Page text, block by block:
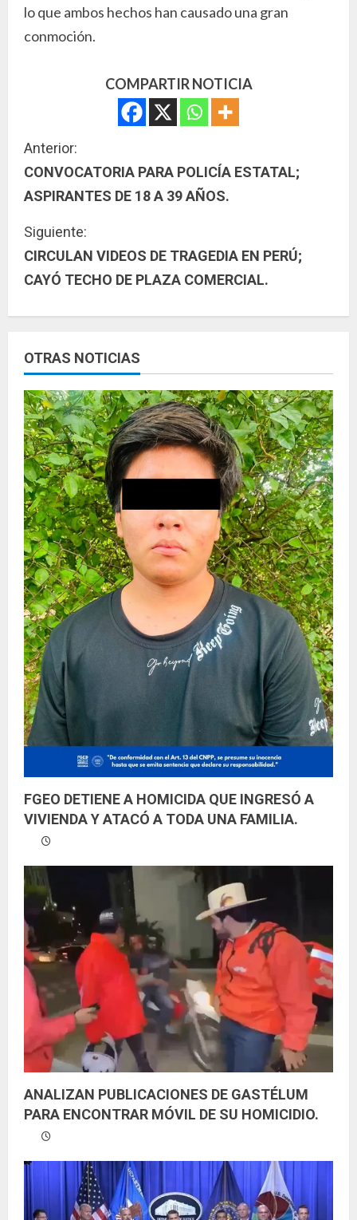
lo que ambos hechos han causado una gran
conmoción.
COMPARTIR NOTICIA
S
i
u
e
l
e
y
e
n
d
o
Anterior:
CONVOCATORIA PARA POLICÍA ESTATAL;
ASPIRANTES DE 18 A 39 AÑOS.
Siguiente:
CIRCULAN VIDEOS DE TRAGEDIA EN PERÚ;
CAYÓ TECHO DE PLAZA COMERCIAL.
OTRAS NOTICIAS
FGEO DETIENE A HOMICIDA QUE INGRESÓ A
VIVIENDA Y ATACÓ A TODA UNA FAMILIA.
ANALIZAN PUBLICACIONES DE GASTÉLUM
PARA ENCONTRAR MÓVIL DE SU HOMICIDIO.